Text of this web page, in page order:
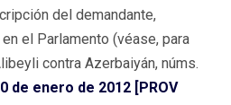
del demandante,
el Parlamento (véase, para
contra Azerbaiyán, núms.
de enero de 2012 [PROV